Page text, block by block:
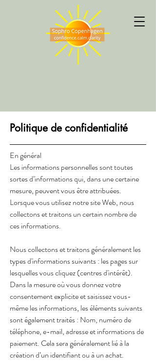
Politique de confidentialité
En général
Les informations personnelles sont toutes
sortes d’informations qui, dans une certaine
mesure, peuvent vous être attribuées.
Lorsque vous utilisez notre site Web, nous
collectons et traitons un certain nombre de
ces informations.
Nous collectons et traitons généralement les
types d'informations suivants : les pages sur
lesquelles vous cliquez (centres d'intérêt).
Dans la mesure où vous donnez votre
consentement explicite et saisissez vous-
même les informations, les éléments suivants
sont également traités : Nom, numéro de
téléphone, e-mail, adresse et informations de
paiement. Cela sera généralement lié à la
création d’un identifiant ou à un achat.